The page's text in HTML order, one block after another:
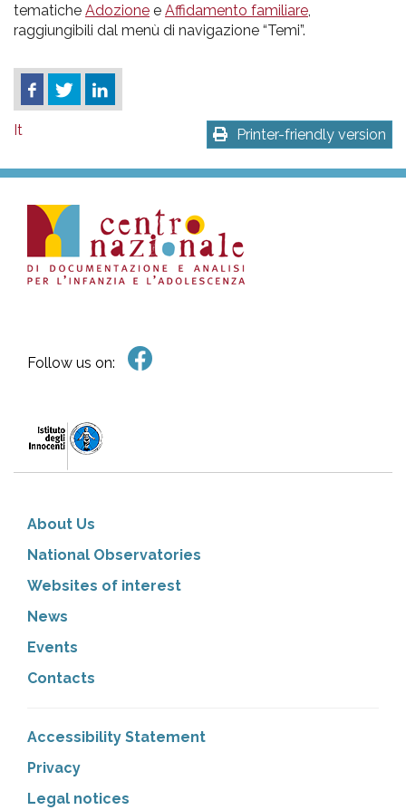
tematiche Adozione e Affidamento familiare
raggiungibili dal menù di navigazione “Temi”.
Printer-friendly version
It
Follow us on:
About Us
National Observatories
Websites of interest
News
Events
Contacts
Accessibility Statement
Privacy
Legal notices